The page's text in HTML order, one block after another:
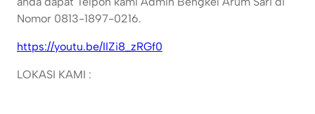
Nomor 0813-1897-0216.
https://youtu.be/IIZi8_zRGf0
LOKASI KAMI :